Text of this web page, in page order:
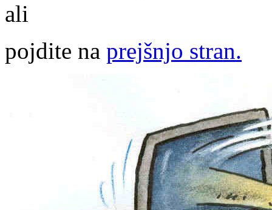
ali
pojdite na prejšnjo stran.